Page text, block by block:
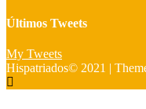
Últimos Tweets
My Tweets
Hispatriados© 2021 |